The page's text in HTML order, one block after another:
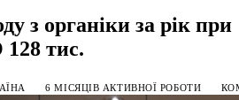
з органіки за рік при
128 тис.
6 МІСЯЦІВ АКТИВНОЇ РОБОТИ